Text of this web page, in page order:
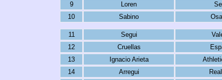
9
Loren
10
Sabino
11 Segui
12
Cruellas
13
Ignacio Arieta
14
Arregui